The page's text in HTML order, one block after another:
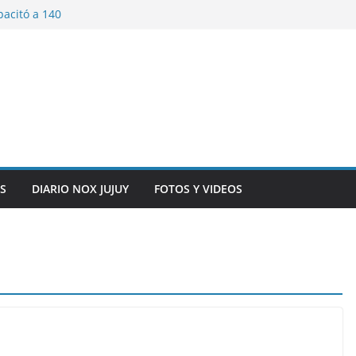
a 140
9 de Julio con
cursantes del
DIARIO NOX JUJUY FOTOS Y VIDEOS